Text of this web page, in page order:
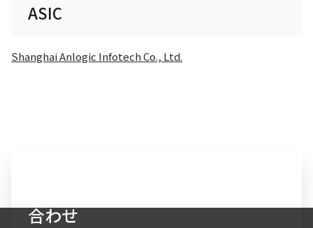
ASIC
Shanghai Anlogic Infotech Co., Ltd.
合わせ